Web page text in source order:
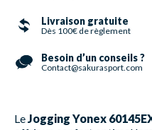
Livraison gratuite
Dès 100€ de règlement
Besoin d’un conseils ?
Contact@sakurasport.com
Le Jogging Yonex